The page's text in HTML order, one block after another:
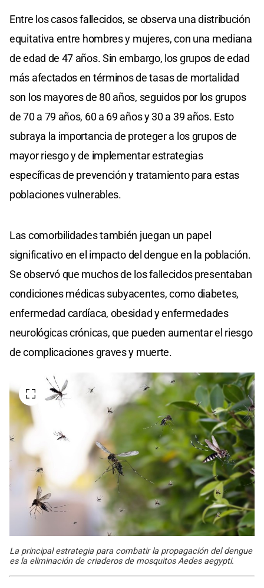
Entre los casos fallecidos, se observa una distribución
equitativa entre hombres y mujeres, con una mediana
de edad de 47 años. Sin embargo, los grupos de edad
más afectados en términos de tasas de mortalidad
son los mayores de 80 años, seguidos por los grupos
de 70 a 79 años, 60 a 69 años y 30 a 39 años. Esto
subraya la importancia de proteger a los grupos de
mayor riesgo y de implementar estrategias
específicas de prevención y tratamiento para estas
poblaciones vulnerables.
Las comorbilidades también juegan un papel
significativo en el impacto del dengue en la población.
Se observó que muchos de los fallecidos presentaban
condiciones médicas subyacentes, como diabetes,
enfermedad cardíaca, obesidad y enfermedades
neurológicas crónicas, que pueden aumentar el riesgo
de complicaciones graves y muerte.
La principal estrategia para combatir la propagación del dengue
es la eliminación de criaderos de mosquitos Aedes aegypti.